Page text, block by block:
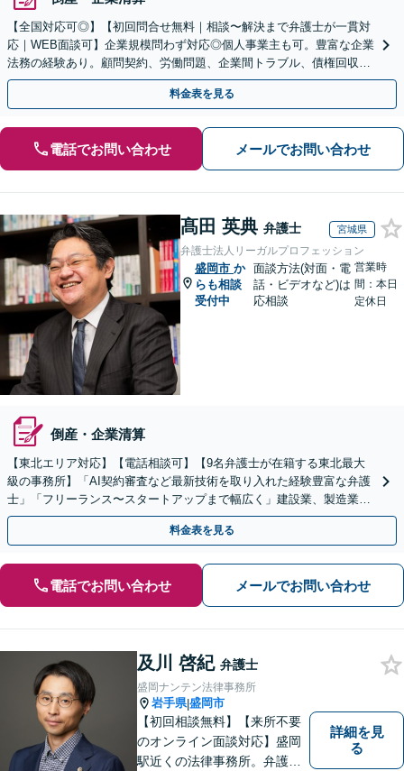
【全国対応可◎】【初回問合せ無料｜相談〜解決まで弁護士が一貫対
応｜WEB面談可】企業規模問わず対応◎個人事業主も可。豊富な企業
法務の経験あり。顧問契約、労働問題、企業間トラブル、債権回収、
契約書のリーガルチェック等、サポートします。
料金表を見る
電話でお問い合わせ メールでお問い合わせ
髙田 英典 弁護士 宮城県
弁護士法人リーガルプロフェッション
盛岡市 か
らも相談
受付中
面談方法(対面・電
話・ビデオなど)は
応相談
営業時
間：本日
定休日
倒産・企業清算
【東北エリア対応】【電話相談可】【9名弁護士が在籍する東北最大
級の事務所】「AI契約審査など最新技術を取り入れた経験豊富な弁護
士」「フリーランス〜スタートアップまで幅広く」建設業、製造業、
不動産業、飲食業、IT業、介護・福祉など
料金表を見る
電話でお問い合わせ メールでお問い合わせ
及川 啓紀 弁護士
盛岡ナンテン法律事務所
岩手県|盛岡市
【初回相談無料】【来所不要
のオンライン面談対応】盛岡
駅近くの法律事務所。弁護士
詳細を見
る